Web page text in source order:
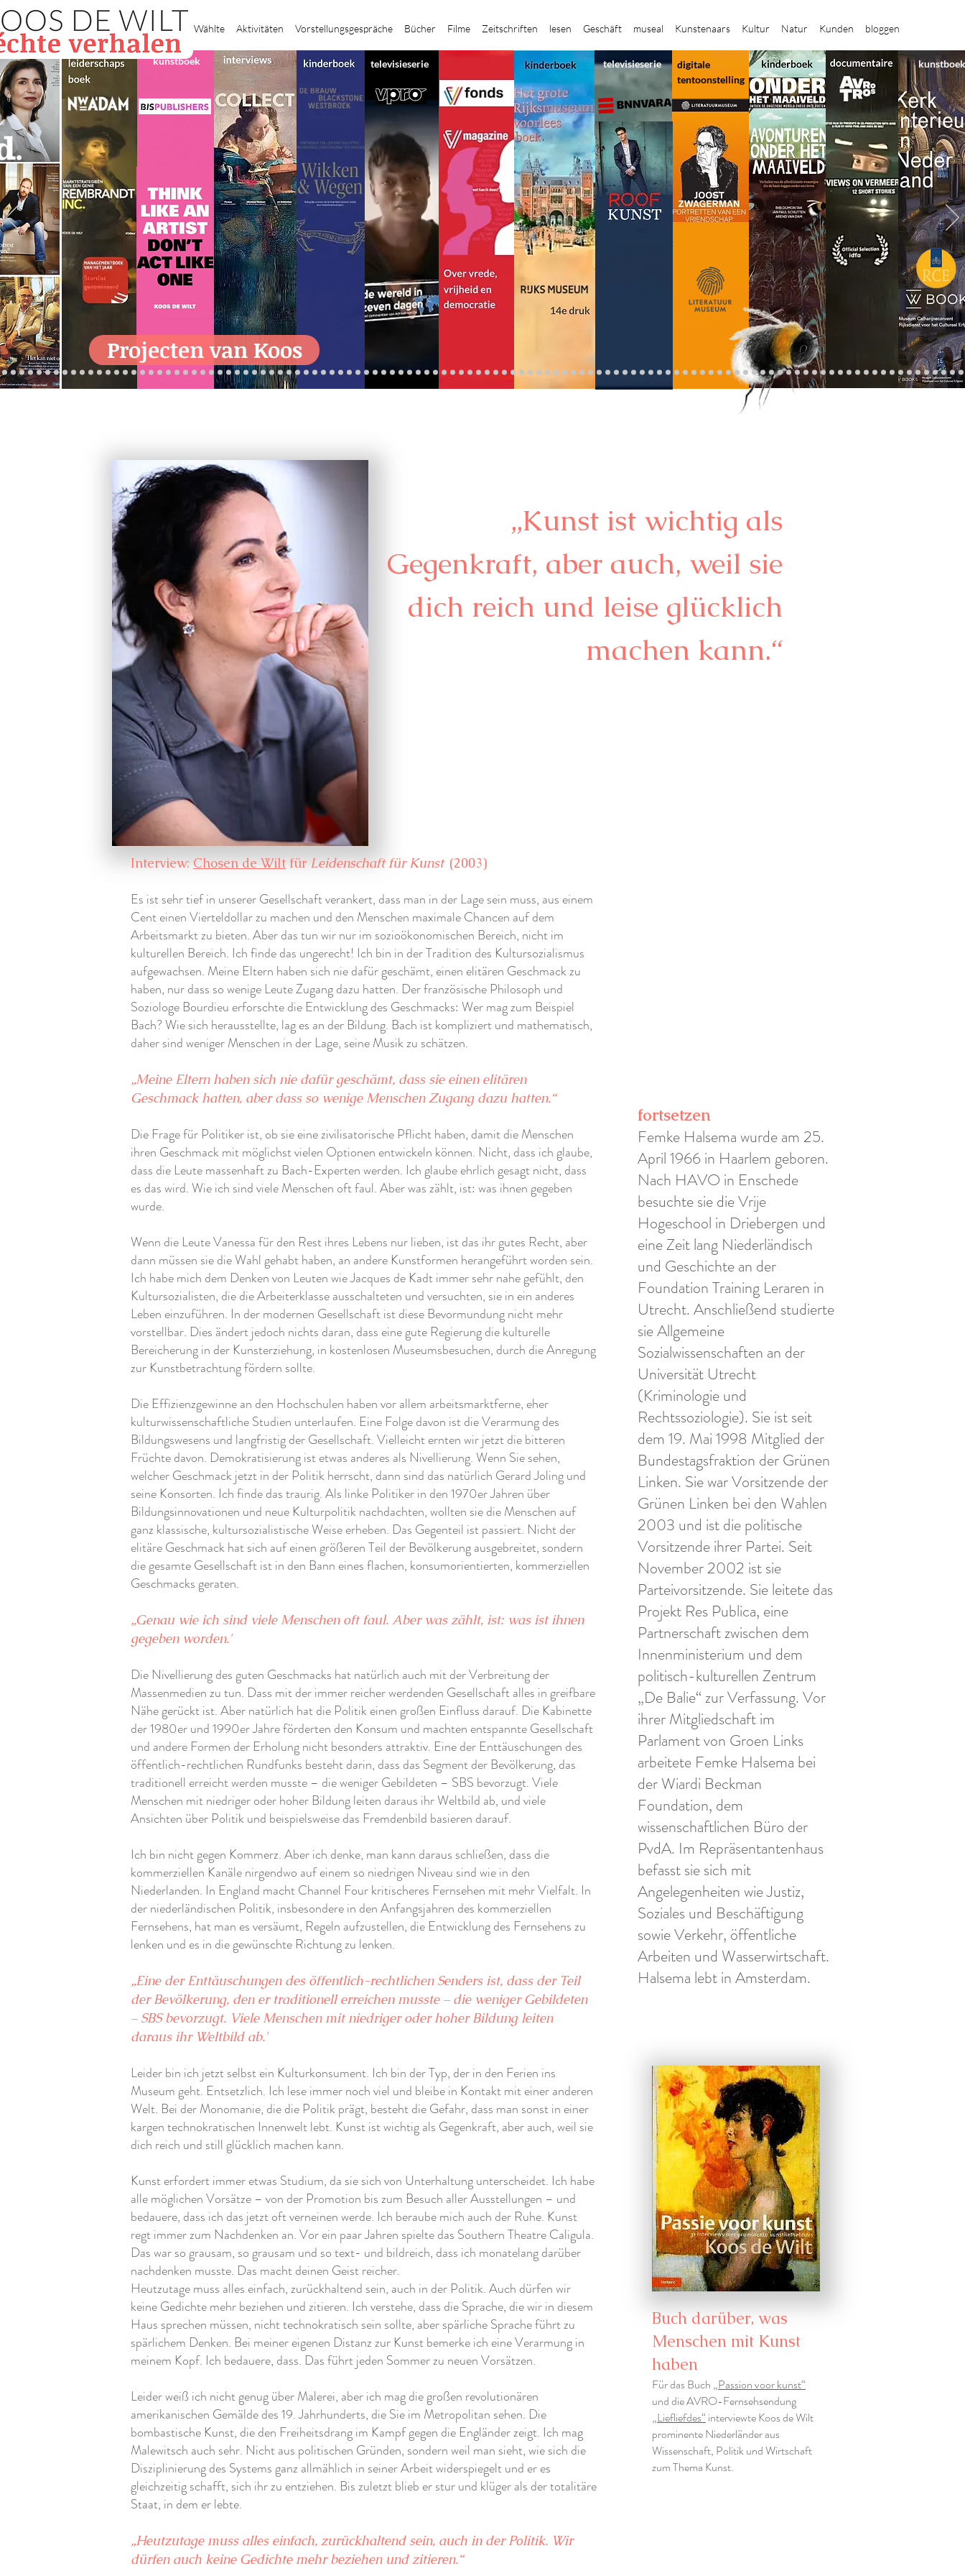
Heim Wählte Aktivitäten Vorstellungsgespräche Bücher Filme Zeitschriften lesen Geschäft museal Kunstenaars Kultur Natur Kunden bloggen
kunstboek televisieserie
Projecten van Koos
digitale
tentoonstelling
televisieserie kunstboek
„Kunst ist wichtig als
Gegenkraft, aber auch, weil sie
dich reich und leise glücklich
machen kann.“
Interview: Chosen de Wilt für Leidenschaft für Kunst (2003)
Es ist sehr tief in unserer Gesellschaft verankert, dass man in der Lage sein muss, aus einem
Cent einen Vierteldollar zu machen und den Menschen maximale Chancen auf dem
Arbeitsmarkt zu bieten. Aber das tun wir nur im sozioökonomischen Bereich, nicht im
kulturellen Bereich. Ich finde das ungerecht! Ich bin in der Tradition des Kultursozialismus
aufgewachsen. Meine Eltern haben sich nie dafür geschämt, einen elitären Geschmack zu
haben, nur dass so wenige Leute Zugang dazu hatten. Der französische Philosoph und
Soziologe Bourdieu erforschte die Entwicklung des Geschmacks: Wer mag zum Beispiel
Bach? Wie sich herausstellte, lag es an der Bildung. Bach ist kompliziert und mathematisch,
daher sind weniger Menschen in der Lage, seine Musik zu schätzen.
„Meine Eltern haben sich nie dafür geschämt, dass sie einen elitären
Geschmack hatten, aber dass so wenige Menschen Zugang dazu hatten.“
Die Frage für Politiker ist, ob sie eine zivilisatorische Pflicht haben, damit die Menschen
ihren Geschmack mit möglichst vielen Optionen entwickeln können. Nicht, dass ich glaube,
dass die Leute massenhaft zu Bach-Experten werden. Ich glaube ehrlich gesagt nicht, dass
es das wird. Wie ich sind viele Menschen oft faul. Aber was zählt, ist: was ihnen gegeben
wurde.
Wenn die Leute Vanessa für den Rest ihres Lebens nur lieben, ist das ihr gutes Recht, aber
dann müssen sie die Wahl gehabt haben, an andere Kunstformen herangeführt worden sein.
Ich habe mich dem Denken von Leuten wie Jacques de Kadt immer sehr nahe gefühlt, den
Kultursozialisten, die die Arbeiterklasse ausschalteten und versuchten, sie in ein anderes
Leben einzuführen. In der modernen Gesellschaft ist diese Bevormundung nicht mehr
vorstellbar. Dies ändert jedoch nichts daran, dass eine gute Regierung die kulturelle
Bereicherung in der Kunsterziehung, in kostenlosen Museumsbesuchen, durch die Anregung
zur Kunstbetrachtung fördern sollte.
Die Effizienzgewinne an den Hochschulen haben vor allem arbeitsmarktferne, eher
kulturwissenschaftliche Studien unterlaufen. Eine Folge davon ist die Verarmung des
Bildungswesens und langfristig der Gesellschaft. Vielleicht ernten wir jetzt die bitteren
Früchte davon. Demokratisierung ist etwas anderes als Nivellierung. Wenn Sie sehen,
welcher Geschmack jetzt in der Politik herrscht, dann sind das natürlich Gerard Joling und
seine Konsorten. Ich finde das traurig. Als linke Politiker in den 1970er Jahren über
Bildungsinnovationen und neue Kulturpolitik nachdachten, wollten sie die Menschen auf
ganz klassische, kultursozialistische Weise erheben. Das Gegenteil ist passiert. Nicht der
elitäre Geschmack hat sich auf einen größeren Teil der Bevölkerung ausgebreitet, sondern
die gesamte Gesellschaft ist in den Bann eines flachen, konsumorientierten, kommerziellen
Geschmacks geraten.
„Genau wie ich sind viele Menschen oft faul. Aber was zählt, ist: was ist ihnen
gegeben worden.'
Die Nivellierung des guten Geschmacks hat natürlich auch mit der Verbreitung der
Massenmedien zu tun. Dass mit der immer reicher werdenden Gesellschaft alles in greifbare
Nähe gerückt ist. Aber natürlich hat die Politik einen großen Einfluss darauf. Die Kabinette
der 1980er und 1990er Jahre förderten den Konsum und machten entspannte Gesellschaft
und andere Formen der Erholung nicht besonders attraktiv. Eine der Enttäuschungen des
öffentlich-rechtlichen Rundfunks besteht darin, dass das Segment der Bevölkerung, das
traditionell erreicht werden musste – die weniger Gebildeten – SBS bevorzugt. Viele
Menschen mit niedriger oder hoher Bildung leiten daraus ihr Weltbild ab, und viele
Ansichten über Politik und beispielsweise das Fremdenbild basieren darauf.
Ich bin nicht gegen Kommerz. Aber ich denke, man kann daraus schließen, dass die
kommerziellen Kanäle nirgendwo auf einem so niedrigen Niveau sind wie in den
Niederlanden. In England macht Channel Four kritischeres Fernsehen mit mehr Vielfalt. In
der niederländischen Politik, insbesondere in den Anfangsjahren des kommerziellen
Fernsehens, hat man es versäumt, Regeln aufzustellen, die Entwicklung des Fernsehens zu
lenken und es in die gewünschte Richtung zu lenken.
„Eine der Enttäuschungen des öffentlich-rechtlichen Senders ist, dass der Teil
der Bevölkerung, den er traditionell erreichen musste – die weniger Gebildeten
– SBS bevorzugt. Viele Menschen mit niedriger oder hoher Bildung leiten
daraus ihr Weltbild ab.'
Leider bin ich jetzt selbst ein Kulturkonsument. Ich bin der Typ, der in den Ferien ins
Museum geht. Entsetzlich. Ich lese immer noch viel und bleibe in Kontakt mit einer anderen
Welt. Bei der Monomanie, die die Politik prägt, besteht die Gefahr, dass man sonst in einer
kargen technokratischen Innenwelt lebt. Kunst ist wichtig als Gegenkraft, aber auch, weil sie
dich reich und still glücklich machen kann.
Kunst erfordert immer etwas Studium, da sie sich von Unterhaltung unterscheidet. Ich habe
alle möglichen Vorsätze – von der Promotion bis zum Besuch aller Ausstellungen – und
bedauere, dass ich das jetzt oft verneinen werde. Ich beraube mich auch der Ruhe. Kunst
regt immer zum Nachdenken an. Vor ein paar Jahren spielte das Southern Theatre Caligula.
Das war so grausam, so grausam und so text- und bildreich, dass ich monatelang darüber
nachdenken musste. Das macht deinen Geist reicher.
Heutzutage muss alles einfach, zurückhaltend sein, auch in der Politik. Auch dürfen wir
keine Gedichte mehr beziehen und zitieren. Ich verstehe, dass die Sprache, die wir in diesem
Haus sprechen müssen, nicht technokratisch sein sollte, aber spärliche Sprache führt zu
spärlichem Denken. Bei meiner eigenen Distanz zur Kunst bemerke ich eine Verarmung in
meinem Kopf. Ich bedauere, dass. Das führt jeden Sommer zu neuen Vorsätzen.
Leider weiß ich nicht genug über Malerei, aber ich mag die großen revolutionären
amerikanischen Gemälde des 19. Jahrhunderts, die Sie im Metropolitan sehen. Die
bombastische Kunst, die den Freiheitsdrang im Kampf gegen die Engländer zeigt. Ich mag
Malewitsch auch sehr. Nicht aus politischen Gründen, sondern weil man sieht, wie sich die
Disziplinierung des Systems ganz allmählich in seiner Arbeit widerspiegelt und er es
gleichzeitig schafft, sich ihr zu entziehen. Bis zuletzt blieb er stur und klüger als der totalitäre
Staat, in dem er lebte.
„Heutzutage muss alles einfach, zurückhaltend sein, auch in der Politik. Wir
dürfen auch keine Gedichte mehr beziehen und zitieren.“
fortsetzen
Femke Halsema wurde am 25.
April 1966 in Haarlem geboren.
Nach HAVO in Enschede
besuchte sie die Vrije
Hogeschool in Driebergen und
eine Zeit lang Niederländisch
und Geschichte an der
Foundation Training Leraren in
Utrecht. Anschließend studierte
sie Allgemeine
Sozialwissenschaften an der
Universität Utrecht
(Kriminologie und
Rechtssoziologie). Sie ist seit
dem 19. Mai 1998 Mitglied der
Bundestagsfraktion der Grünen
Linken. Sie war Vorsitzende der
Grünen Linken bei den Wahlen
2003 und ist die politische
Vorsitzende ihrer Partei. Seit
November 2002 ist sie
Parteivorsitzende. Sie leitete das
Projekt Res Publica, eine
Partnerschaft zwischen dem
Innenministerium und dem
politisch-kulturellen Zentrum
„De Balie“ zur Verfassung. Vor
ihrer Mitgliedschaft im
Parlament von Groen Links
arbeitete Femke Halsema bei
der Wiardi Beckman
Foundation, dem
wissenschaftlichen Büro der
PvdA. Im Repräsentantenhaus
befasst sie sich mit
Angelegenheiten wie Justiz,
Soziales und Beschäftigung
sowie Verkehr, öffentliche
Arbeiten und Wasserwirtschaft.
Halsema lebt in Amsterdam.
Buch darüber, was
Menschen mit Kunst
haben
Für das Buch „Passion voor kunst“
und die AVRO-Fernsehsendung
„Liefliefdes“ interviewte Koos de Wilt
prominente Niederländer aus
Wissenschaft, Politik und Wirtschaft
zum Thema Kunst.